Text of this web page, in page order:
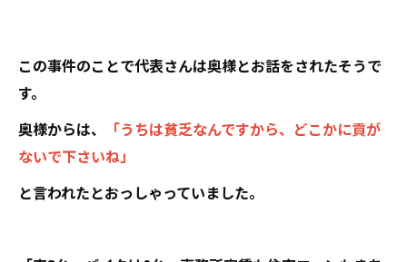
この事件のことで代表さんは奥様とお話をされたそうで
す。
奥様からは、
「うちは貧乏なんですから、どこかに貢が
ないで下さいね」
と言われたとおっしゃっていました。